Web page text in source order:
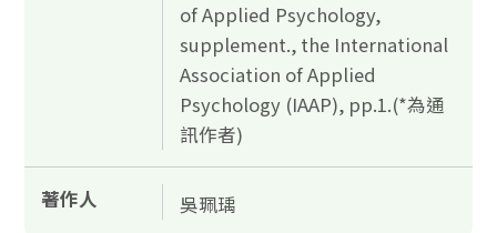
of Applied Psychology,
supplement., the International
Association of Applied
Psychology (IAAP), pp.1.(*為通
訊作者)
著作人 吳珮瑀